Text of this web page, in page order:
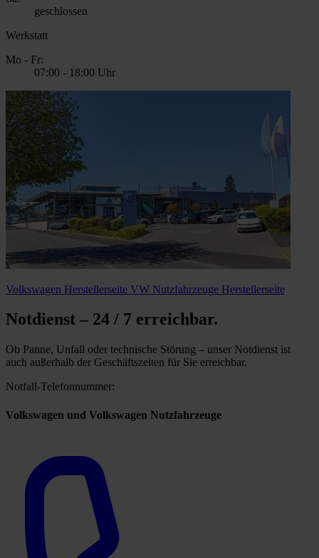
geschlossen
Werkstatt
Mo - Fr:
07:00 - 18:00 Uhr
Volkswagen Herstellerseite VW Nutzfahrzeuge Herstellerseite
Notdienst – 24 / 7 erreichbar.
Ob Panne, Unfall oder technische Störung – unser Notdienst ist
auch außerhalb der Geschäftszeiten für Sie erreichbar.
Notfall-Telefonnummer:
Volkswagen und Volkswagen Nutzfahrzeuge